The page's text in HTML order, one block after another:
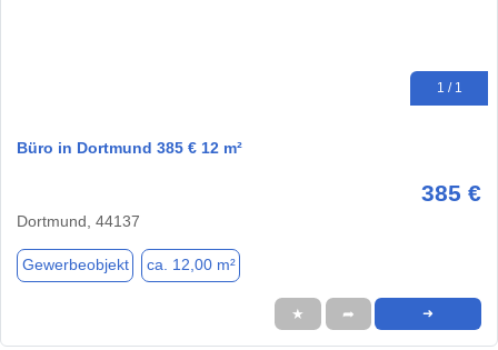
1 / 1
Büro in Dortmund 385 € 12 m²
385 €
Dortmund, 44137
Gewerbeobjekt ca. 12,00 m²
★ ➦ ➜